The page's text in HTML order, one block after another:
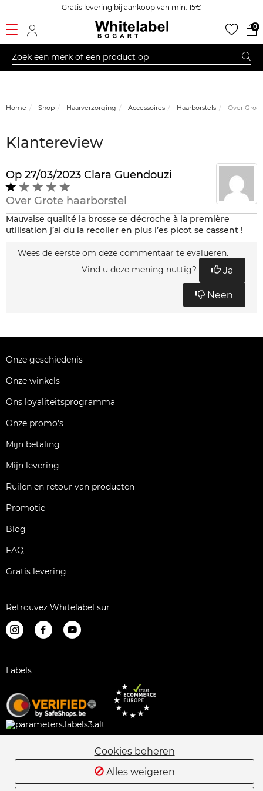
Gratis levering bij aankoop van min. 15€
0
Home Shop Haarverzorging Accessoires Haarborstels Over
Klantereview
Op 27/03/2023 Clara Guendouzi
1
op
5
Over Grote haarborstel
Mauvaise qualité la brosse se décroche à la première
utilisation j’ai du la recoller en plus l’es picot se cassent !
Wees de eerste om deze commentaar te evalueren.
Vind u deze mening nuttig?
Ja
Neen
Onze geschiedenis
Onze winkels
Ons loyaliteitsprogramma
Onze promo's
Mijn betaling
Mijn levering
Ruilen en retour van producten
Promotie
Blog
FAQ
Gratis levering
Retrouvez Whitelabel sur
Labels
Juridische informatie
Verkoopsvoorwaarden
Alternatieve geschillenbeslechting
Sitemap
Cookies beheren
Alles weigeren